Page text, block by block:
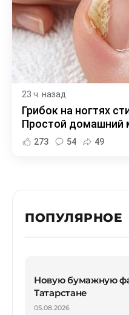
23 ч. назад
Грибок на ногтях
Простой домашний
273 54 49
ПОПУЛЯРНОЕ
Новую бумажную
Татарстане
05.08.2026